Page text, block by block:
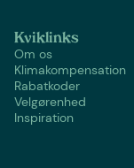
Kviklinks
Om os
Klimakompensation
Rabatkoder
Velgørenhed
Inspiration